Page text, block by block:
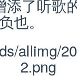
添了听歌
也。